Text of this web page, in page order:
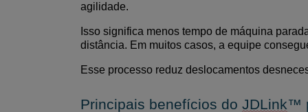
agilidade.
Isso significa menos tempo de máquina
distância. Em muitos casos, a equipe
Esse processo reduz deslocamentos
Principais benefícios do JDLink™